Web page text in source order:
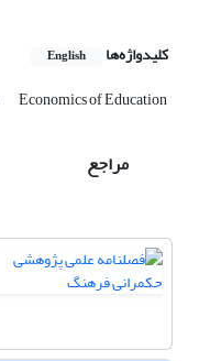
کلیدواژه‌ها English
Economics of Education
مراجع